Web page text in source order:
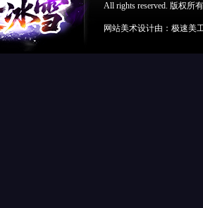
All rights reserved. 版权所
网站美术设计由：极速美